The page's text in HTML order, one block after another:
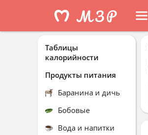
Таблицы
калорийности
Продукты питания
Баранина и дичь
Бобовые
Вода и напитки